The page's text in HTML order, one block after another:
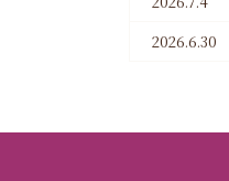
2026.6.30